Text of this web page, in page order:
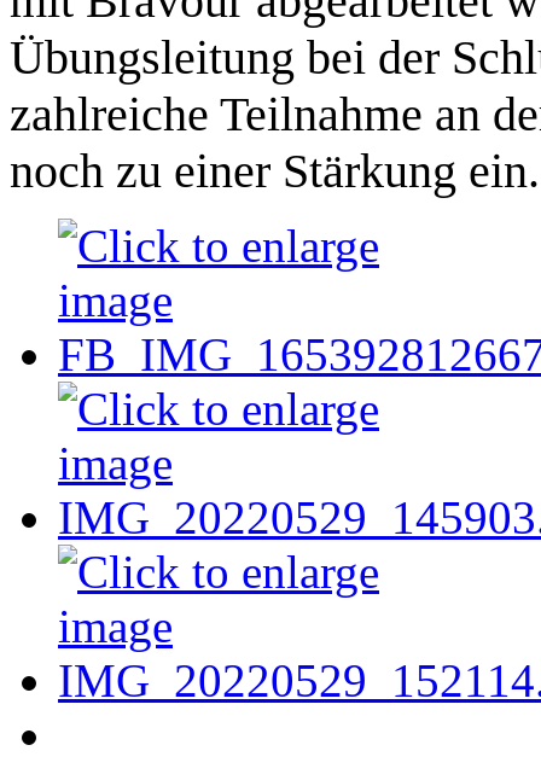
Übungsleitung bei der
zahlreiche Teilnahme an
noch zu einer Stärkung ein.